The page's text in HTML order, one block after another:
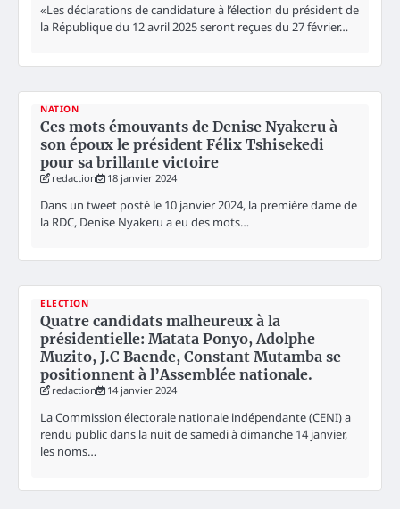
«Les déclarations de candidature à l’élection du président de
la République du 12 avril 2025 seront reçues du 27 février…
NATION
Ces mots émouvants de Denise Nyakeru à
son époux le président Félix Tshisekedi
pour sa brillante victoire
redaction 18 janvier 2024
Dans un tweet posté le 10 janvier 2024, la première dame de
la RDC, Denise Nyakeru a eu des mots…
ELECTION
Quatre candidats malheureux à la
présidentielle: Matata Ponyo, Adolphe
Muzito, J.C Baende, Constant Mutamba se
positionnent à l’Assemblée nationale.
redaction 14 janvier 2024
La Commission électorale nationale indépendante (CENI) a
rendu public dans la nuit de samedi à dimanche 14 janvier,
les noms…